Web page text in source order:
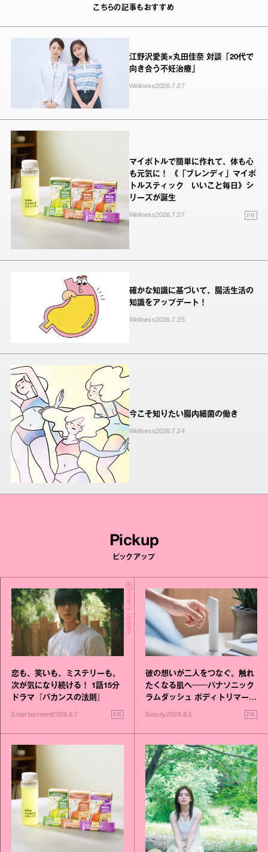
こちらの記事もおすすめ
江野沢愛美×丸田佳奈 対談「20代で
向き合う不妊治療」
Wellness2026.7.27
マイボトルで簡単に作れて、体も心
も元気に！ 《「ブレンディ」マイボ
トルスティック いいこと毎日》シ
リーズが誕生
Wellness2026.7.27 PR
確かな知識に基づいて、腸活生活の
知識をアップデート！
Wellness2026.7.25
今こそ知りたい腸内細菌の働き
Wellness2026.7.24
Pickup
ピックアップ
Today's Update
恋も、笑いも、ミステリーも。
次が気になり続ける！ 1話15分
ドラマ『バカンスの法則』
Entertainment2026.8.7 PR
彼の想いが二人をつなぐ。触れ
たくなる肌へ──パナソニック
ラムダッシュ ボディトリマーが
Beauty2026.8.5 PR